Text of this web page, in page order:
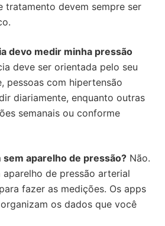
tratamento devem sempre ser
devo medir minha pressão
deve ser orientada pelo seu
pessoas com hipertensão
diariamente, enquanto outras
semanais ou conforme
aparelho de pressão? Não.
de pressão arterial
fazer as medições. Os apps
os dados que você